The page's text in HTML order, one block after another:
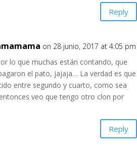
Reply
on 28 junio, 2017 at 4:05 pm
lo que muchas están contando, que
el pato, jajaja… La verdad es que
entre segundo y cuarto, como sea
veo que tengo otro clon por
Reply